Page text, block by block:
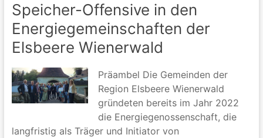
Speicher-Offensive in den
Energiegemeinschaften der
Elsbeere Wienerwald
Präambel Die Gemeinden der
Region Elsbeere Wienerwald
gründeten bereits im Jahr 2022
die Energiegenossenschaft, die
langfristig als Träger und Initiator von